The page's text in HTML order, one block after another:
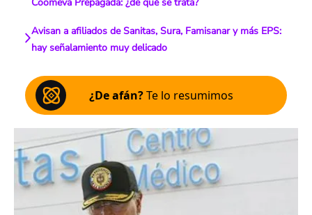
Avisan a afiliados de Sanitas, Sura, Famisanar y más EPS:
hay señalamiento muy delicado
¿De afán?Te lo resumimos